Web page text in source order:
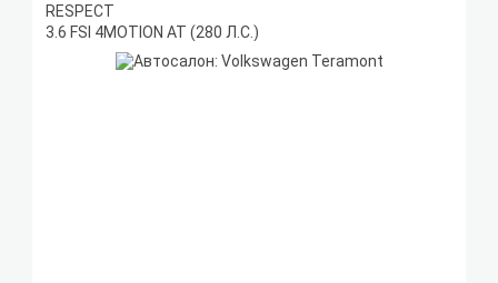
RESPECT
3.6 FSI 4MOTION AT (280 Л.С.)